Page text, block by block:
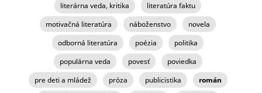
literárna veda, kritika
literatúra faktu
motivačná literatúra
náboženstvo
novela
odborná literatúra
poézia
politika
populárna veda
povesť
poviedka
pre deti a mládež
próza publicistika
román